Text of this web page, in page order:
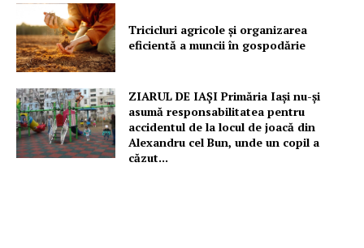
Tricicluri agricole și organizarea
eficientă a muncii în gospodărie
ZIARUL DE IAȘI Primăria Iași nu-și
asumă responsabilitatea pentru
accidentul de la locul de joacă din
Alexandru cel Bun, unde un copil a
căzut...